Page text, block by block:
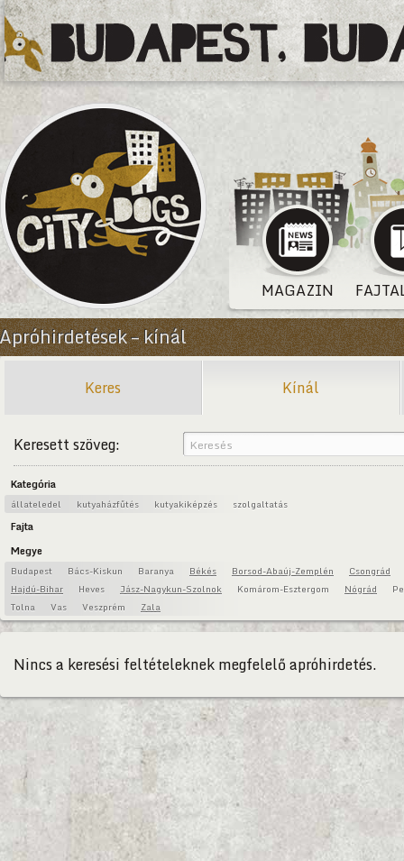
MAGAZIN
Apróhirdetések – kínál
Keres Kínál
Keresett szöveg:
Kategória
állateledel kutyaházfűtés kutyakiképzés szolgaltatás
Fajta
Megye
Budapest Bács-Kiskun Baranya Békés Borsod-Abaúj-Zemplén
Csongrád
Hajdú-Bihar
Heves Jász-Nagykun-Szolnok Komárom-Esztergom Nógrád
Tolna
Vas Veszprém Zala
Nincs a keresési feltételeknek megfelelő apróhirdetés.